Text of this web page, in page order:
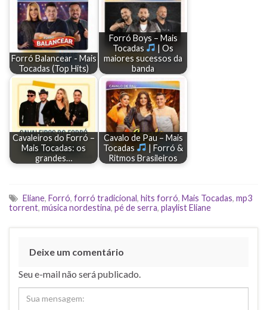
Forró Balancear - Mais
Tocadas (Top Hits)
Forró Boys – Mais
Tocadas
| Os
maiores sucessos da
banda
Cavaleiros do Forró –
Mais Tocadas: os
grandes…
Cavalo de Pau – Mais
Tocadas
| Forró &
Ritmos Brasileiros
Eliane, Forró, forró tradicional, hits forró, Mais Tocadas, mp3
torrent, música nordestina, pé de serra, playlist Eliane
Deixe um comentário
Seu e-mail não será publicado.